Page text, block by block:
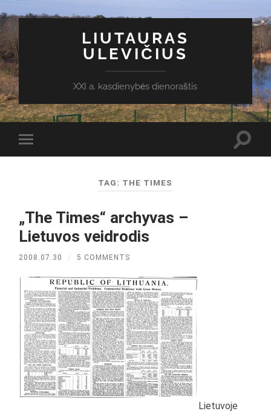
LIUTAURAS
ULEVIČIUS
XXI a. kasdienybės dienoraštis
Toggle
mobile
TAG: THE TIMES
„The Times“ archyvas –
Lietuvos veidrodis
2008.07.30 / 5 COMMENTS
Lietuvoje